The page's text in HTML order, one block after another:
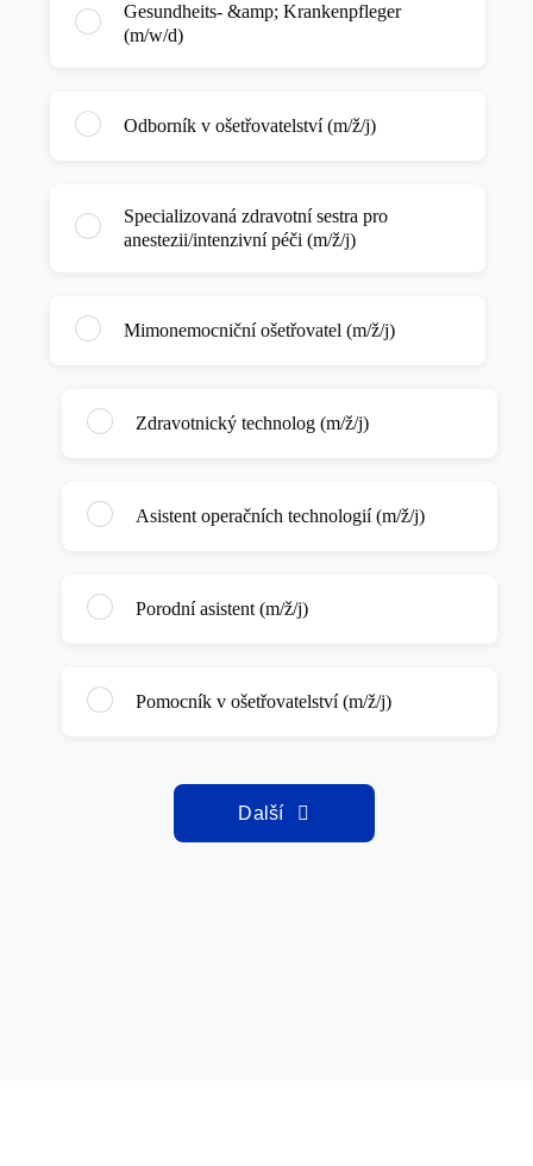
Gesundheits- &amp; Krankenpfleger
(m/w/d)
Odborník v ošetřovatelství (m/ž/j)
Specializovaná zdravotní sestra pro
anestezii/intenzivní péči (m/ž/j)
Mimonemocniční ošetřovatel (m/ž/j)
Zdravotnický technolog (m/ž/j)
Asistent operačních technologií (m/ž/j)
Porodní asistent (m/ž/j)
Pomocník v ošetřovatelství (m/ž/j)
Další